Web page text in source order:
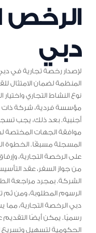
الرخص
دبي
لإصدار رخصة تجارية في
المنظمة لضمان الامتثال
نوع النشاط التجاري
مؤسسة فردية، شركة ذات
أجنبية. بعد ذلك، يجب
موافقة الجهات المختصة
المسجلة مسبقًا. الخطوة
على الرخصة التجارية،
من جواز السفر، عقد
الشركة. بمجرد مراجعة
الرسوم المطلوبة، ومن ثم
دبي الرخصة التجارية،
رسميًا. يمكن أيضًا التقديم
الحكومية لتسهيل وتسريع